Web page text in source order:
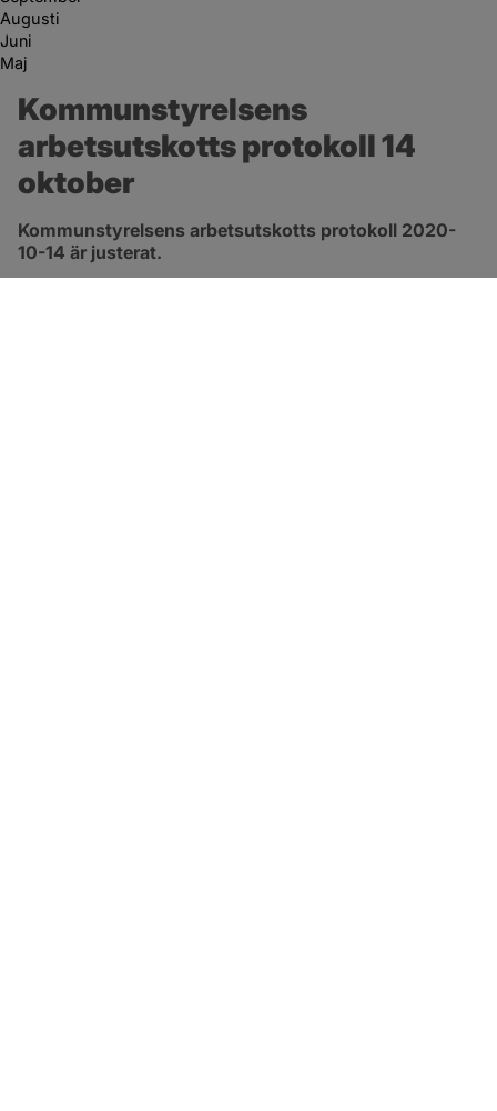
Augusti
Juni
Maj
Kommunstyrelsens
arbetsutskotts protokoll 14
oktober
Kommunstyrelsens arbetsutskotts protokoll 2020-
10-14 är justerat.